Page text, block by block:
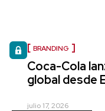
BRANDING
Coca-Cola
global desde
julio 17, 2026